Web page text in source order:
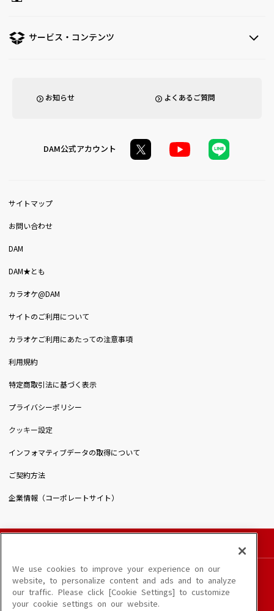
サービス・コンテンツ
お知らせ よくあるご質問
DAM公式アカウント
サイトマップ
お問い合わせ
DAM
DAM★とも
カラオケ@DAM
サイトのご利用について
カラオケご利用にあたっての注意事項
利用規約
特定商取引法に基づく表示
プライバシーポリシー
クッキー設定
インフォマティブデータの取得について
ご契約方法
企業情報（コーポレートサイト）
このサイトに掲載されている一切の文章・画像・写真・動画・音声等を、手段や形態を
問わず、著作権法の定める範囲を超えて無断で複製、転載、ファイル化などすることを
禁じます。
楽曲及びコンテンツは、端末や配信状況によりご利用いただけない場合があります。
楽曲によりMYリスト保存ができない場合があります。
We use cookies to improve your experience on our
website, to personalize content and ads and to analyze
our traffic. Please click [Cookie Settings] to customize
your cookie settings on our website.